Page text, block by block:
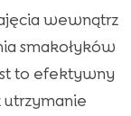
wewnątrz
smakołyków
to efektywny
utrzymanie